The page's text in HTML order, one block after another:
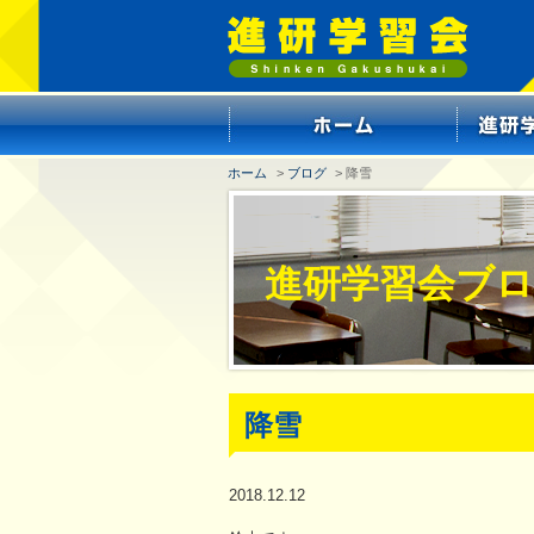
ホーム > ブログ > 降雪
進研学習会ブ
降雪
2018.12.12